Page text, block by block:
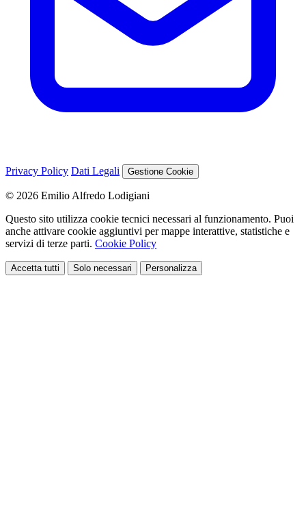
Privacy Policy Dati Legali Gestione Cookie
© 2026 Emilio Alfredo Lodigiani
Questo sito utilizza cookie tecnici necessari al funzionamento. Puoi
anche attivare cookie aggiuntivi per mappe interattive, statistiche e
servizi di terze parti. Cookie Policy
Accetta tutti Solo necessari Personalizza